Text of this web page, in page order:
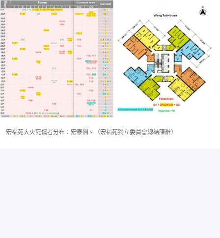
宏福苑大火死傷者分布：宏泰閣。（宏福苑獨立委員會總結陳辭）